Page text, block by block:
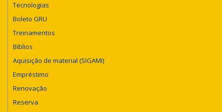
Tecnologias
Boleto GRU
Treinamentos
Biblios
Aquisição de material (SIGAMI)
Empréstimo
Renovação
Reserva